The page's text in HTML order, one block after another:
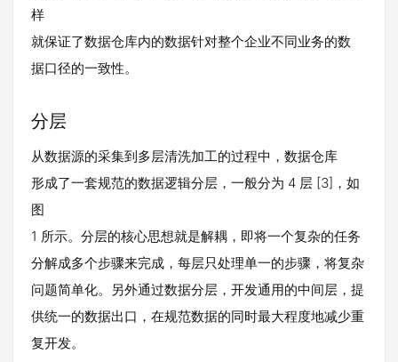
样
就保证了数据仓库内的数据针对整个企业不同业务的数
据口径的一致性。
分层
从数据源的采集到多层清洗加工的过程中，数据仓库
形成了一套规范的数据逻辑分层，一般分为 4 层 [3]，如
图
1 所示。分层的核心思想就是解耦，即将一个复杂的任务
分解成多个步骤来完成，每层只处理单一的步骤，将复杂
问题简单化。另外通过数据分层，开发通用的中间层，提
供统一的数据出口，在规范数据的同时最大程度地减少重
复开发。